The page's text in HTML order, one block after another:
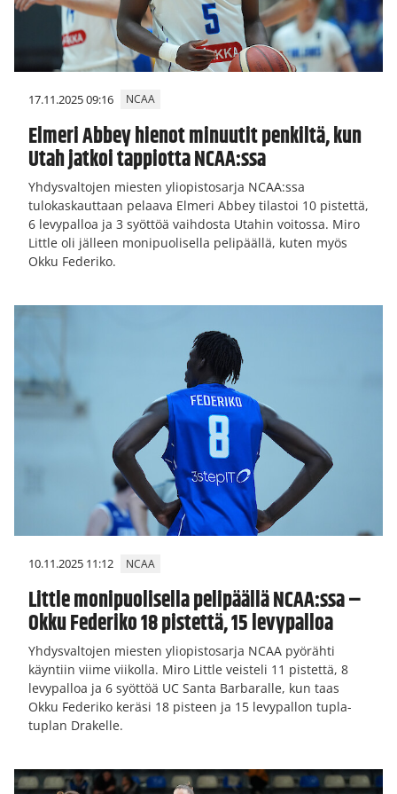
17.11.2025 09:16 NCAA
Elmeri Abbey hienot minuutit penkiltä, kun
Utah jatkoi tappiotta NCAA:ssa
Yhdysvaltojen miesten yliopistosarja NCAA:ssa
tulokaskauttaan pelaava Elmeri Abbey tilastoi 10 pistettä,
6 levypalloa ja 3 syöttöä vaihdosta Utahin voitossa. Miro
Little oli jälleen monipuolisella pelipäällä, kuten myös
Okku Federiko.
10.11.2025 11:12 NCAA
Little monipuolisella pelipäällä NCAA:ssa –
Okku Federiko 18 pistettä, 15 levypalloa
Yhdysvaltojen miesten yliopistosarja NCAA pyörähti
käyntiin viime viikolla. Miro Little veisteli 11 pistettä, 8
levypalloa ja 6 syöttöä UC Santa Barbaralle, kun taas
Okku Federiko keräsi 18 pisteen ja 15 levypallon tupla-
tuplan Drakelle.